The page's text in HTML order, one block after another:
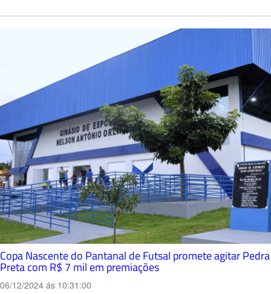
Copa Nascente do Pantanal de Futsal promete agitar Pedra
Preta com R$ 7 mil em premiações
06/12/2024 ás 10:31:00